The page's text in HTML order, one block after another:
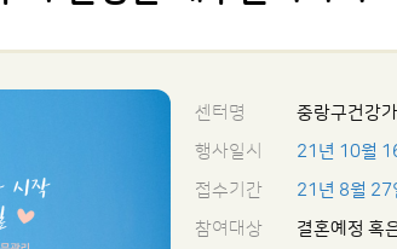
센터명
중랑구건강
행사일시
21년 10월
접수기간
21년 8월
참여대상
결혼예정 혹